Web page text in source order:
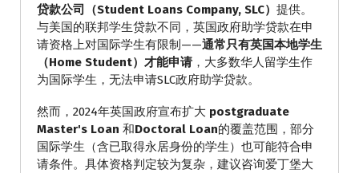
贷款公司（Student Loans Company, SLC） 提供。
与美国的联邦学生贷款不同，英国政府助学贷款在申
请资格上对国际学生有限制——通常只有英国本地学生
（Home Student）才能申请 ，大多数华人留学生作
为国际学生，无法申请SLC政府助学贷款。
然而，2024年英国政府宣布扩大 postgraduate
Master's Loan 和Doctoral Loan的覆盖范围，部分
国际学生（含已取得永居身份的学生）也可能符合申
请条件。具体资格判定较为复杂，建议咨询爱丁堡大